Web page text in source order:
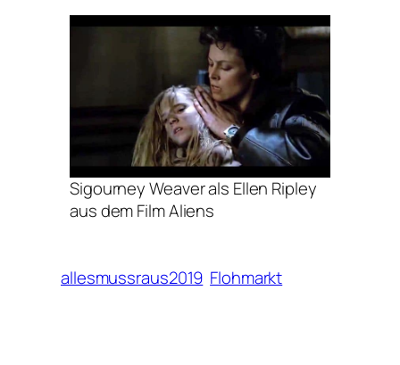
Sigourney Weaver als Ellen Ripley
aus dem Film Aliens
allesmussraus2019 Flohmarkt